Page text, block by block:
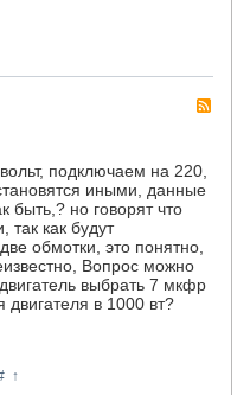
подключаем на 220,
иными, данные
быть,? но говорят что
так как будут
обмотки, это понятно,
Вопрос можно
выбрать 7 мкфр
двигателя в 1000 вт?
↑